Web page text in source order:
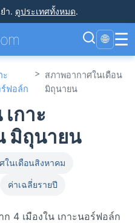
ำ. ดูประเทศทั้งหมด.
🌐 ☰
ะ
ฟอล์ก
> สภาพอากาศในเดือน
มิถุนายน
กาะ
มิถุนายน
ในเดือนสิงหาคม
ค่าเฉลี่ยรายปี
4 เมืองใน เกาะนอร์ฟอล์ก